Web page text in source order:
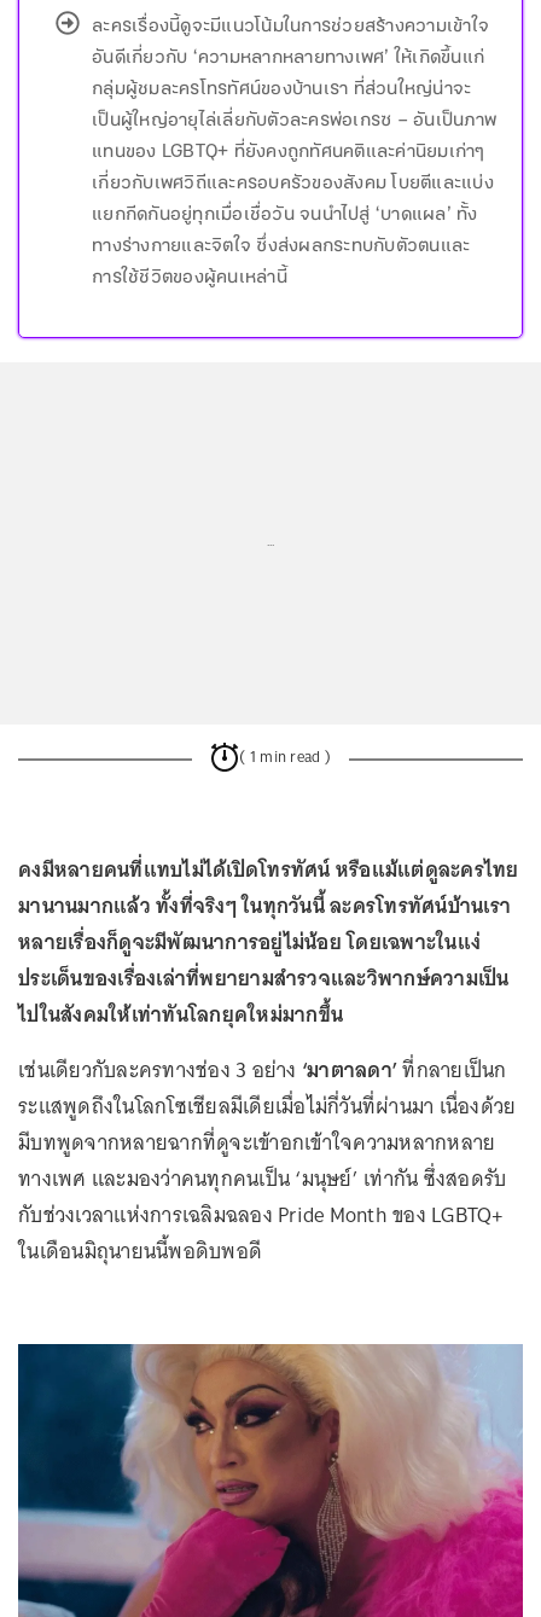
ละครเรื่องนี้ดูจะมีแนวโน้มในการช่วยสร้างความเข้าใจ
อันดีเกี่ยวกับ ‘ความหลากหลายทางเพศ’ ให้เกิดขึ้นแก่
กลุ่มผู้ชมละครโทรทัศน์ของบ้านเรา ที่ส่วนใหญ่น่าจะ
เป็นผู้ใหญ่อายุไล่เลี่ยกับตัวละครพ่อเกรซ – อันเป็นภาพ
แทนของ LGBTQ+ ที่ยังคงถูกทัศนคติและค่านิยมเก่าๆ
เกี่ยวกับเพศวิถีและครอบครัวของสังคม โบยตีและแบ่ง
แยกกีดกันอยู่ทุกเมื่อเชื่อวัน จนนำไปสู่ ‘บาดแผล’ ทั้ง
ทางร่างกายและจิตใจ ซึ่งส่งผลกระทบกับตัวตนและ
การใช้ชีวิตของผู้คนเหล่านี้
...
( 1 min read )
คงมีหลายคนที่แทบไม่ได้เปิดโทรทัศน์ หรือแม้แต่ดูละครไทย
มานานมากแล้ว ทั้งที่จริงๆ ในทุกวันนี้ ละครโทรทัศน์บ้านเรา
หลายเรื่องก็ดูจะมีพัฒนาการอยู่ไม่น้อย โดยเฉพาะในแง่
ประเด็นของเรื่องเล่าที่พยายามสำรวจและวิพากษ์ความเป็น
ไปในสังคมให้เท่าทันโลกยุคใหม่มากขึ้น
เช่นเดียวกับละครทางช่อง 3 อย่าง ‘มาตาลดา’ที่กลายเป็นก
ระแสพูดถึงในโลกโซเชียลมีเดียเมื่อไม่กี่วันที่ผ่านมา เนื่องด้วย
มีบทพูดจากหลายฉากที่ดูจะเข้าอกเข้าใจความหลากหลาย
ทางเพศ และมองว่าคนทุกคนเป็น ‘มนุษย์’ เท่ากัน ซึ่งสอดรับ
กับช่วงเวลาแห่งการเฉลิมฉลอง Pride Month ของ LGBTQ+
ในเดือนมิถุนายนนี้พอดิบพอดี